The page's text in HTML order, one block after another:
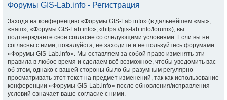
Форумы GIS-Lab.info - Регистрация
Заходя на конференцию «Форумы GIS-Lab.info» (в дальнейшем «мы»,
«наш», «Форумы GIS-Lab.info», «https://gis-lab.info/forum»), вы
подтверждаете своё согласие со следующими условиями. Если вы не
согласны с ними, пожалуйста, не заходите и не пользуйтесь форумами
«Форумы GIS-Lab.info». Мы оставляем за собой право изменять эти
правила в любое время и сделаем всё возможное, чтобы уведомить вас
об этом, однако с вашей стороны было бы разумным регулярно
просматривать этот текст на предмет изменений, так как использование
конференции «Форумы GIS-Lab.info» после обновления/исправления
условий означает ваше согласие с ними.